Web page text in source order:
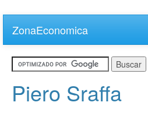
main
content
ZonaEconomica
Piero Sraffa